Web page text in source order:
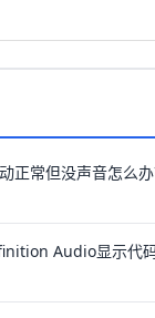
正常但没声音怎么
Audio显示代